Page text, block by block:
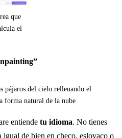
que
el
pájaros del cielo rellenando el
forma natural de la nube
entiende tu idioma. No tienes
de bien en checo, eslovaco o